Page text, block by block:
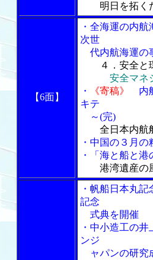
明日を拓く
【6面】
・全海運の内
次世
代内航海運の
４．安全と
安全マネ
・
《寄稿》
内
キテ
～(完)
全日本内
・中国の３月
・「海と船と
港湾遺産の
・帆船日本丸
記念
式典を開催
・中小造工の
ンジ
ャパンの研究